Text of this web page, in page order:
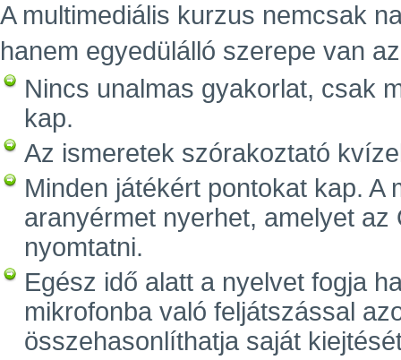
A multimediális kurzus nemcsak
hanem egyedülálló szerepe van
Nincs unalmas gyakorlat, csak
kap.
Az ismeretek szórakoztató
Minden játékért pontokat kap.
aranyérmet nyerhet, amelyet
nyomtatni.
Egész idő alatt a nyelvet fogja
mikrofonba való feljátszással
összehasonlíthatja saját